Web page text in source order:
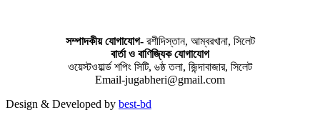
সম্পাদকীয় যােগাযোগ-রশীদিস্তান, আম্বরখানা, সিলেট
বার্তা ও বাণিজ্যিক যোগাযােগ
ওয়েস্টওয়ার্ল্ড শপিং সিটি, ৬ষ্ঠ তলা, জিন্দাবাজার, সিলেট
Email-jugabheri@gmail.com
Design & Developed by best-bd